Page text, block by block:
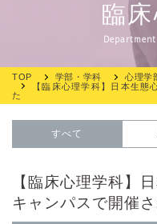
臨
TOP 学部・学科 心理学
【臨床心理学科】日本生態
た
すべて
【臨床心理学科】
キャンパスで開催